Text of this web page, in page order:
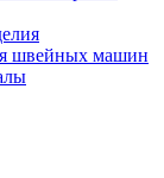
швейных машин